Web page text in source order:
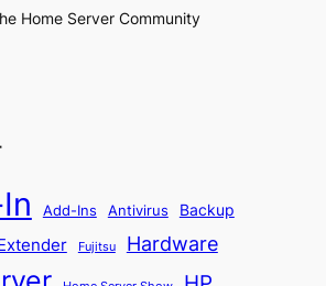
Home Server Community
Add-Ins Antivirus Backup
Fujitsu Hardware